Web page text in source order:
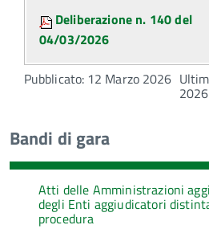
Deliberazione n. 140 del
04/03/2026
Pubblicato: 12 Marzo 2026
2026
Bandi di gara
Atti delle Amministrazioni
degli Enti aggiudicatori
procedura